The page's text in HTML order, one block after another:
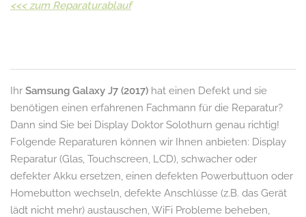
<<< zum Reparaturablauf
Ihr Samsung Galaxy J7 (2017) hat einen Defekt und sie
benötigen einen erfahrenen Fachmann für die Reparatur?
Dann sind Sie bei Display Doktor Solothurn genau richtig!
Folgende Reparaturen können wir Ihnen anbieten: Display
Reparatur (Glas, Touchscreen, LCD), schwacher oder
defekter Akku ersetzen, einen defekten Powerbuttuon oder
Homebutton wechseln, defekte Anschlüsse (z.B. das Gerät
lädt nicht mehr) austauschen, WiFi Probleme beheben,